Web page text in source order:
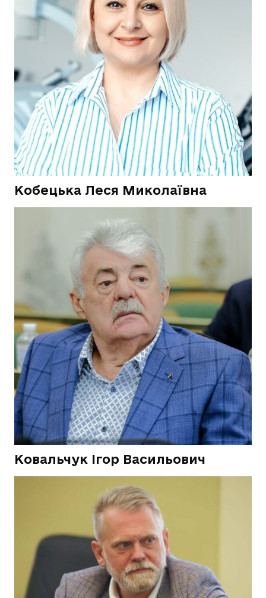
Кобецька Леся Миколаївна
Ковальчук Ігор Васильович